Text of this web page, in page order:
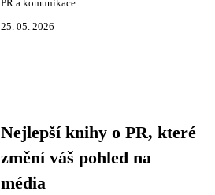
PR a komunikace
25. 05. 2026
Nejlepší knihy o PR, které
změní váš pohled na
média